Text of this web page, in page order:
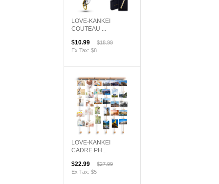
LOVE-KANKEI
COUTEAU ...
$10.99
$18.99
Ex Tax: $8
LOVE-KANKEI
CADRE PH...
$22.99
$27.99
Ex Tax: $5